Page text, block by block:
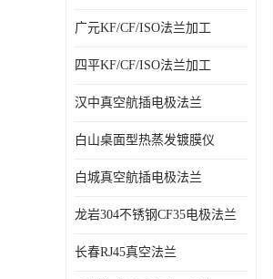
广元KF/CF/ISO法兰加工
四平KF/CF/ISO法兰加工
汉中真空航插电极法兰
白山桌面型热蒸发镀膜仪
白城真空航插电极法兰
龙岩304不锈钢CF35电极法兰
长春RJ45真空法兰